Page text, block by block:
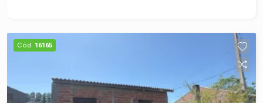
Afonso do Trensurb e SX Negócios, oferece uma
excelente localização para quem busca conforto
tranquilidade, com fácil acesso ao comércio local
como o novo Stock Center, escolas e opções de
Cód. 16165